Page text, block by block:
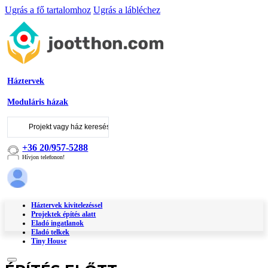
Ugrás a fő tartalomhoz Ugrás a lábléchez
Háztervek
Moduláris házak
+36 20/957-5288
Hívjon telefonon!
Háztervek kivitelezéssel
Projektek építés alatt
Eladó ingatlanok
Eladó telkek
Tiny House